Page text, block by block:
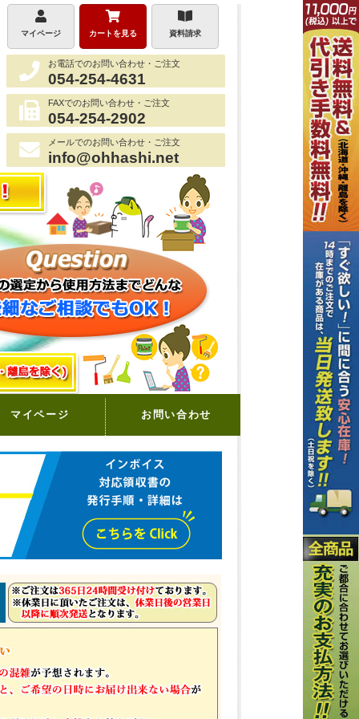
マイページ カートを見る 資料請求
お電話でのお問い合わせ・ご注文
054-254-4631
FAXでのお問い合わせ・ご注文
054-254-2902
メールでのお問い合わせ・ご注文
info@ohhashi.net
マイページ お問い合わせ